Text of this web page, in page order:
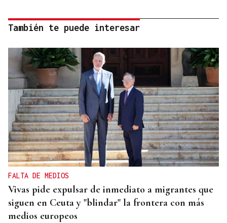
También te puede interesar
FALTA DE MEDIOS
Vivas pide expulsar de inmediato a migrantes que
siguen en Ceuta y "blindar" la frontera con más
medios europeos